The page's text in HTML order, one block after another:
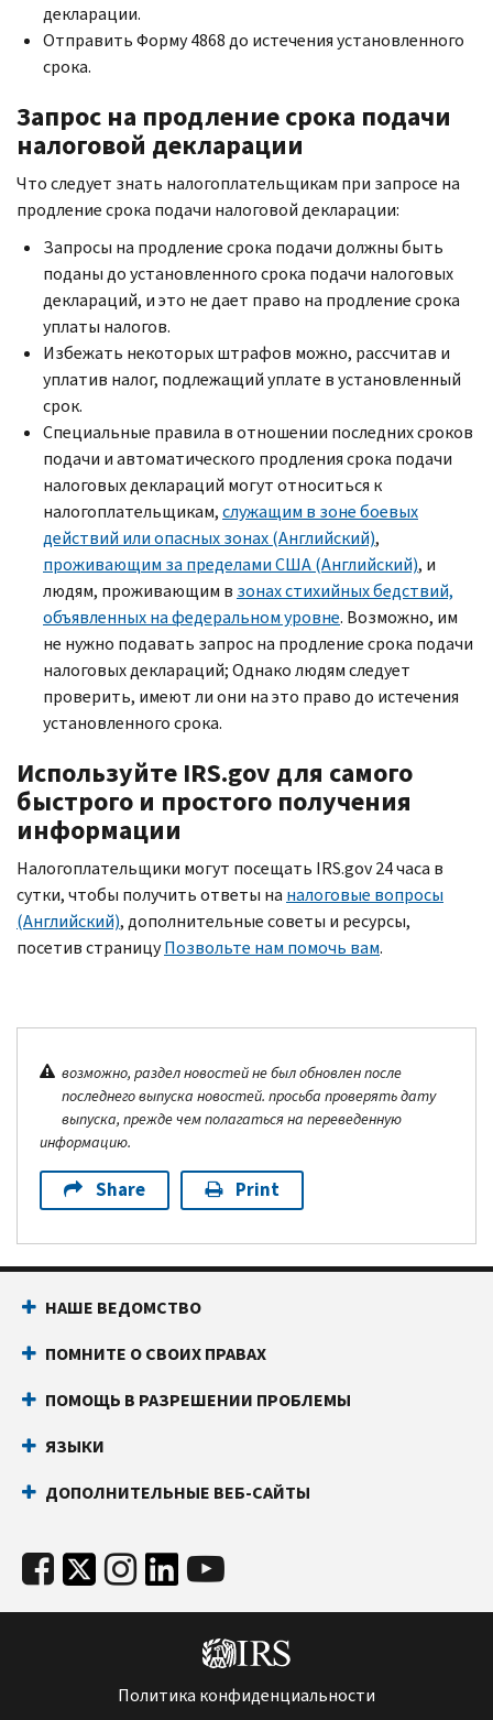
декларации.
Отправить Форму 4868 до истечения установленного
срока.
Запрос на продление срока подачи
налоговой декларации
Что следует знать налогоплательщикам при запросе на
продление срока подачи налоговой декларации:
Запросы на продление срока подачи должны быть
поданы до установленного срока подачи налоговых
деклараций, и это не дает право на продление срока
уплаты налогов.
Избежать некоторых штрафов можно, рассчитав и
уплатив налог, подлежащий уплате в установленный
срок.
Специальные правила в отношении последних сроков
подачи и автоматического продления срока подачи
налоговых деклараций могут относиться к
налогоплательщикам,служащим в зоне боевых
действий или опасных зонах (Английский),
проживающим за пределами США (Английский), и
людям, проживающим в зонах стихийных бедствий,
объявленных на федеральном уровне. Возможно, им
не нужно подавать запрос на продление срока подачи
налоговых деклараций; Однако людям следует
проверить, имеют ли они на это право до истечения
установленного срока.
Используйте IRS.govдля самого
быстрого и простого получения
информации
Налогоплательщики могут посещать IRS.gov24 часа в
сутки, чтобы получить ответы на налоговые вопросы
(Английский), дополнительные советы и ресурсы,
посетив страницуПозвольте нам помочь вам.
возможно, раздел новостей не был обновлен после
последнего выпуска новостей. просьба проверять дату
выпуска, прежде чем полагаться на переведенную
информацию.
Share Print
НАШЕ ВЕДОМСТВО
ПОМНИТЕ О СВОИХ ПРАВАХ
ПОМОЩЬ В РАЗРЕШЕНИИ ПРОБЛЕМЫ
ЯЗЫКИ
ДОПОЛНИТЕЛЬНЫЕ ВЕБ-САЙТЫ
Политика конфиденциальности